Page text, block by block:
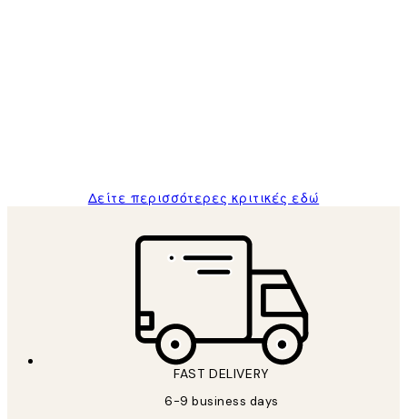
Δείτε περισσότερες κριτικές εδώ
FAST DELIVERY
6-9 business days